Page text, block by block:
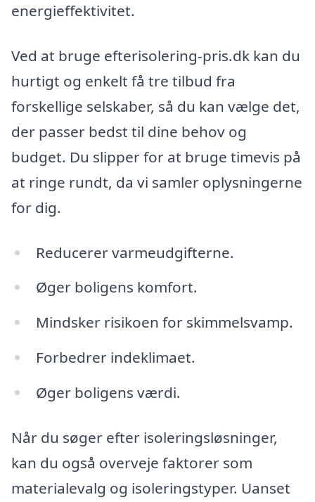
energieffektivitet.
Ved at bruge efterisolering-pris.dk kan du
hurtigt og enkelt få tre tilbud fra
forskellige selskaber, så du kan vælge det,
der passer bedst til dine behov og
budget. Du slipper for at bruge timevis på
at ringe rundt, da vi samler oplysningerne
for dig.
Reducerer varmeudgifterne.
Øger boligens komfort.
Mindsker risikoen for skimmelsvamp.
Forbedrer indeklimaet.
Øger boligens værdi.
Når du søger efter isoleringsløsninger,
kan du også overveje faktorer som
materialevalg og isoleringstyper. Uanset